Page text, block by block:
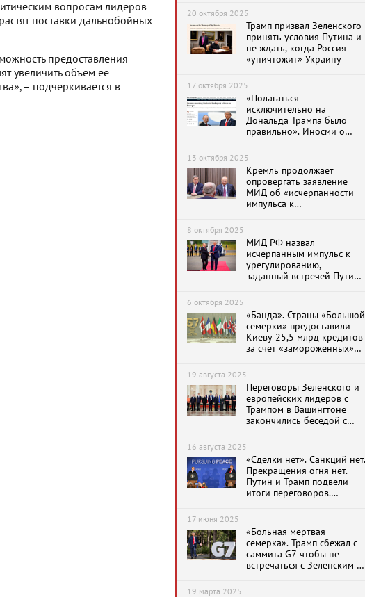
дел на фронте»
20 октября 2025
Трамп призвал Зеленского
принять условия Путина и
не ждать, когда Россия
«уничтожит» Украину
17 октября 2025
«Полагаться
исключительно на
Дональда Трампа было
правильно». Иносми о
Трампа и Путина в
Будапеште
13 октября 2025
Кремль продолжает
опровергать заявление
МИД об «исчерпанности
импульса к
Трампа и Путина на
Аляске. Таймлайн
8 октября 2025
МИД РФ назвал
исчерпанным импульс к
урегулированию,
заданный встречей Путина
6 октября 2025
«Банда». Страны «Большой
семерки» предоставили
Киеву 25,5 млрд кредитов
за счет «замороженных»
19 августа 2025
Переговоры Зеленского и
европейских лидеров с
Трампом в Вашингтоне
закончились беседой с
16 августа 2025
«Сделки нет». Санкций нет.
Прекращения огня нет.
Путин и Трамп подвели
итоги переговоров.
17 июня 2025
«Больная мертвая
семерка». Трамп сбежал с
саммита G7 чтобы не
встречаться с Зеленским и
19 марта 2025
вопросам лидеров
поставки дальнобойных
предоставления
увеличить объем ее
– подчеркивается в